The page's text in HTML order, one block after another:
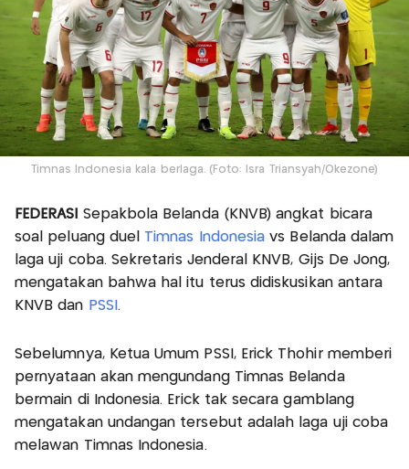
Timnas Indonesia kala berlaga. (Foto: Isra Triansyah/Okezone)
FEDERASI Sepakbola Belanda (KNVB) angkat bicara
soal peluang duel Timnas Indonesia vs Belanda dalam
laga uji coba. Sekretaris Jenderal KNVB, Gijs De Jong,
mengatakan bahwa hal itu terus didiskusikan antara
KNVB dan PSSI .
Sebelumnya, Ketua Umum PSSI, Erick Thohir memberi
pernyataan akan mengundang Timnas Belanda
bermain di Indonesia. Erick tak secara gamblang
mengatakan undangan tersebut adalah laga uji coba
melawan Timnas Indonesia.